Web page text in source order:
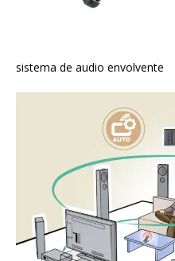
sistema de audio envolvente